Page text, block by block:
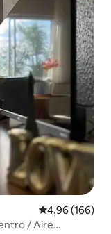
Calificación
4,96 (166)
/ Aire